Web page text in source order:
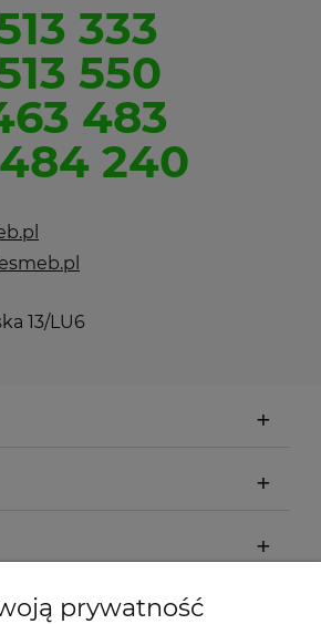
333
550
483
240
13/LU6
prywatność